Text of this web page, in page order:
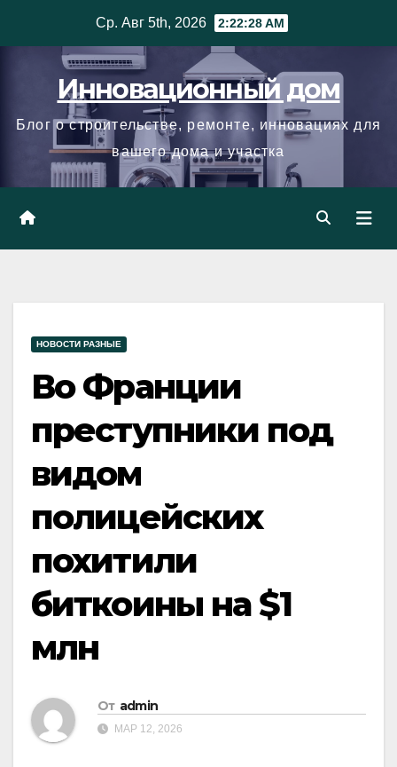
Ср. Авг 5th, 2026 2:22:29 AM
Инновационный дом
Блог о строительстве, ремонте, инновациях для
вашего дома и участка
НОВОСТИ РАЗНЫЕ
Во Франции
преступники под
видом
полицейских
похитили
биткоины на $1
млн
От admin
МАР 12, 2026